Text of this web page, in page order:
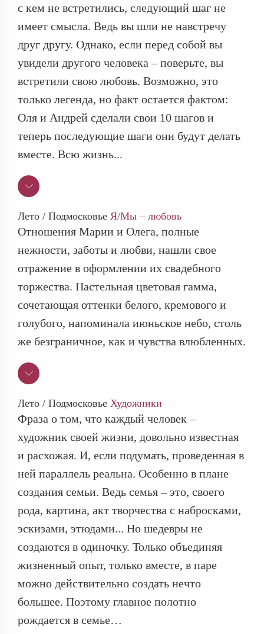
с кем не встретились, следующий шаг не
имеет смысла. Ведь вы шли не навстречу
друг другу. Однако, если перед собой вы
увидели другого человека – поверьте, вы
встретили свою любовь. Возможно, это
только легенда, но факт остается фактом:
Оля и Андрей сделали свои 10 шагов и
теперь последующие шаги они будут делать
вместе. Всю жизнь...
Лето / Подмосковье Я/Мы – любовь
Отношения Марии и Олега, полные
нежности, заботы и любви, нашли свое
отражение в оформлении их свадебного
торжества. Пастельная цветовая гамма,
сочетающая оттенки белого, кремового и
голубого, напоминала июньское небо, столь
же безграничное, как и чувства влюбленных.
Лето / Подмосковье Художники
Фраза о том, что каждый человек –
художник своей жизни, довольно известная
и расхожая. И, если подумать, проведенная в
ней параллель реальна. Особенно в плане
создания семьи. Ведь семья – это, своего
рода, картина, акт творчества с набросками,
эскизами, этюдами... Но шедевры не
создаются в одиночку. Только объединяя
жизненный опыт, только вместе, в паре
можно действительно создать нечто
большее. Поэтому главное полотно
рождается в семье…